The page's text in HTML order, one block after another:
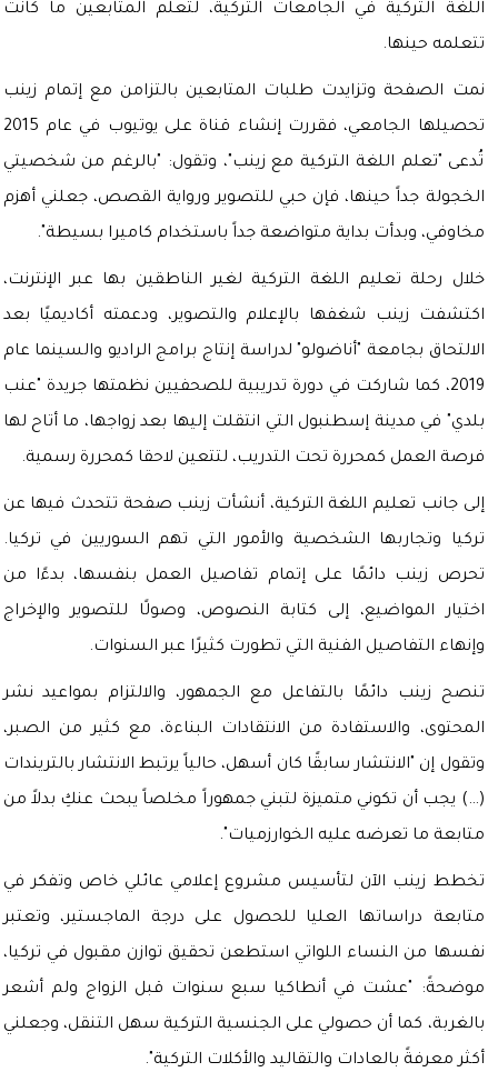
اللغة التركية في الجامعات التركية، لتعلّم المتابعين ما كانت
تتعلمه حينها.
نمت الصفحة وتزايدت طلبات المتابعين بالتزامن مع إتمام زينب
تحصيلها الجامعي، فقررت إنشاء قناة على يوتيوب في عام 2015
تُدعى "تعلم اللغة التركية مع زينب"، وتقول: "بالرغم من شخصيتي
الخجولة جداً حينها، فإن حبي للتصوير ورواية القصص، جعلني أهزم
مخاوفي، وبدأت بداية متواضعة جداً باستخدام كاميرا بسيطة".
خلال رحلة تعليم اللغة التركية لغير الناطقين بها عبر الإنترنت،
اكتشفت زينب شغفها بالإعلام والتصوير، ودعمته أكاديميًا بعد
الالتحاق بجامعة "أناضولو" لدراسة إنتاج برامج الراديو والسينما عام
2019، كما شاركت في دورة تدريبية للصحفيين نظمتها جريدة "عنب
بلدي" في مدينة إسطنبول التي انتقلت إليها بعد زواجها، ما أتاح لها
فرصة العمل كمحررة تحت التدريب، لتتعين لاحقا كمحررة رسمية.
إلى جانب تعليم اللغة التركية، أنشأت زينب صفحة تتحدث فيها عن
تركيا وتجاربها الشخصية والأمور التي تهم السوريين في تركيا.
تحرص زينب دائمًا على إتمام تفاصيل العمل بنفسها، بدءًا من
اختيار المواضيع، إلى كتابة النصوص، وصولًا للتصوير والإخراج
وإنهاء التفاصيل الفنية التي تطورت كثيرًا عبر السنوات.
تنصح زينب دائمًا بالتفاعل مع الجمهور، والالتزام بمواعيد نشر
المحتوى، والاستفادة من الانتقادات البناءة، مع كثير من الصبر،
وتقول إن "الانتشار سابقًا كان أسهل، حالياً يرتبط الانتشار بالتريندات
(…) يجب أن تكوني متميزة لتبني جمهوراً مخلصاً يبحث عنكِ بدلاً من
متابعة ما تعرضه عليه الخوارزميات".
تخطط زينب الآن لتأسيس مشروع إعلامي عائلي خاص وتفكر في
متابعة دراساتها العليا للحصول على درجة الماجستير، وتعتبر
نفسها من النساء اللواتي استطعن تحقيق توازن مقبول في تركيا،
موضحةً: "عشت في أنطاكيا سبع سنوات قبل الزواج ولم أشعر
بالغربة، كما أن حصولي على الجنسية التركية سهل التنقل، وجعلني
أكثر معرفةً بالعادات والتقاليد والأكلات التركية".